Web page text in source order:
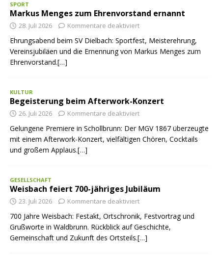
SPORT
Markus Menges zum Ehrenvorstand ernannt
28. Juli 2026 Kommentare deaktiviert
Ehrungsabend beim SV Dielbach: Sportfest, Meisterehrung,
Vereinsjubiläen und die Ernennung von Markus Menges zum
Ehrenvorstand.[…]
KULTUR
Begeisterung beim Afterwork-Konzert
26. Juli 2026 Kommentare deaktiviert
Gelungene Premiere in Schollbrunn: Der MGV 1867 überzeugte
mit einem Afterwork-Konzert, vielfältigen Chören, Cocktails
und großem Applaus.[…]
GESELLSCHAFT
Weisbach feiert 700-jähriges Jubiläum
23. Juli 2026 Kommentare deaktiviert
700 Jahre Weisbach: Festakt, Ortschronik, Festvortrag und
Grußworte in Waldbrunn. Rückblick auf Geschichte,
Gemeinschaft und Zukunft des Ortsteils.[…]